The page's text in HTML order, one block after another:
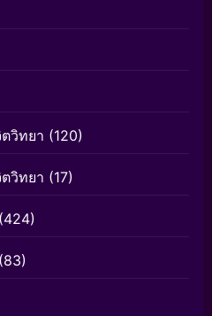
วิทยา (120)
วิทยา (17)
(424)
(83)